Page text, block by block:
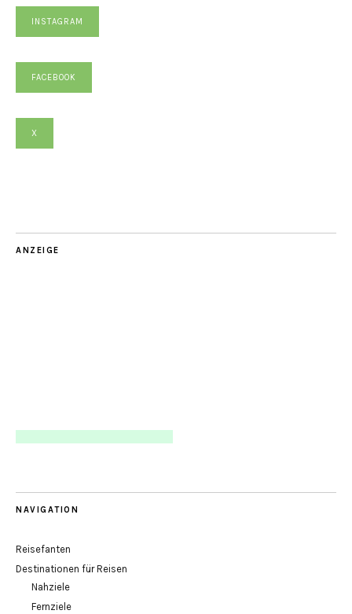
INSTAGRAM
FACEBOOK
X
ANZEIGE
NAVIGATION
Reisefanten
Destinationen für Reisen
Nahziele
Fernziele